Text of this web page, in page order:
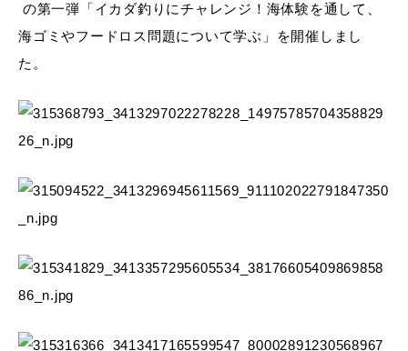
の第一弾「イカダ釣りにチャレンジ！海体験を通して、
海ゴミやフードロス問題について学ぶ」を開催しまし
た。